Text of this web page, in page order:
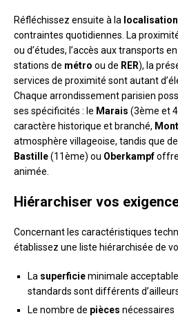
Réfléchissez ensuite à la localisation
contraintes quotidiennes. La
ou d’études, l’accès aux transports
stations de métro ou de RER), la
services de proximité sont autant
Chaque arrondissement parisien
ses spécificités : le Marais (3ème et
caractère historique et branché,
atmosphère villageoise, tandis que
Bastille(11ème) ou Oberkampf
animée.
Hiérarchiser vos
Concernant les caractéristiques
établissez une liste hiérarchisée de
La superficieminimale
standards sont différents
Le nombre de pièces nécessaires